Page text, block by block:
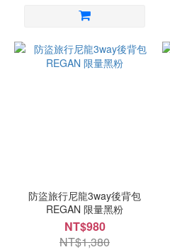
防盜旅行尼龍3way後背包
REGAN 限量黑粉
NT$980
NT$1,380